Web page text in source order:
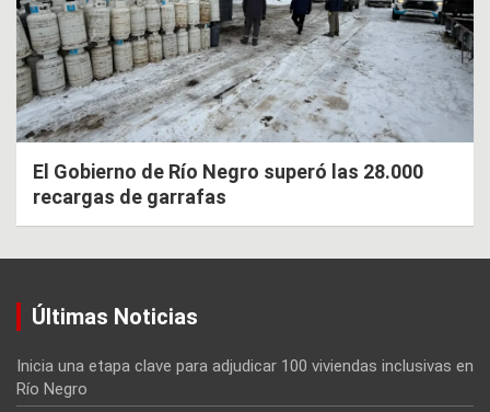
El Gobierno de Río Negro superó las 28.000
recargas de garrafas
Últimas Noticias
Inicia una etapa clave para adjudicar 100 viviendas inclusivas en
Río Negro